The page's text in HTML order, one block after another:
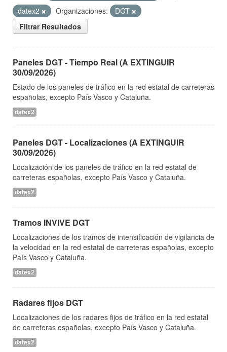
datex2
Organizaciones:
DGT
Filtrar Resultados
Paneles DGT - Tiempo Real (A EXTINGUIR
30/09/2026)
Estado de los paneles de tráfico en la red estatal de carreteras
españolas, excepto País Vasco y Cataluña.
datex2
Paneles DGT - Localizaciones (A EXTINGUIR
30/09/2026)
Localización de los paneles de tráfico en la red estatal de
carreteras españolas, excepto País Vasco y Cataluña.
datex2
Tramos INVIVE DGT
Localizaciones de los tramos de intensificación de vigilancia de
la velocidad en la red estatal de carreteras españolas, excepto
País Vasco y Cataluña.
datex2
Radares fijos DGT
Localizaciones de los radares fijos de tráfico en la red estatal
de carreteras españolas, excepto País Vasco y Cataluña.
datex2